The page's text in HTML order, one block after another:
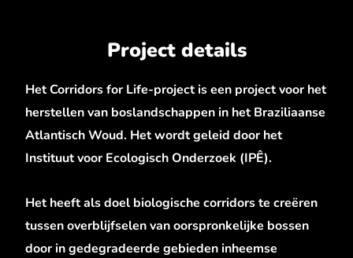
Project details
Het Corridors for Life-project is een project voor het
herstellen van boslandschappen in het Braziliaanse
Atlantisch Woud. Het wordt geleid door het
Instituut voor Ecologisch Onderzoek (IPÊ).
Het heeft als doel biologische corridors te creëren
tussen overblijfselen van oorspronkelijke bossen
door in gedegradeerde gebieden inheemse